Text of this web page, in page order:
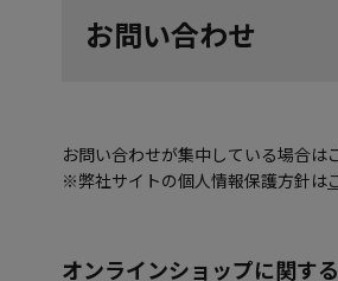
お問い合わせ
お問い合わせが集中している場合は
※弊社サイトの個人情報保護方針は
オンラインショップに関す